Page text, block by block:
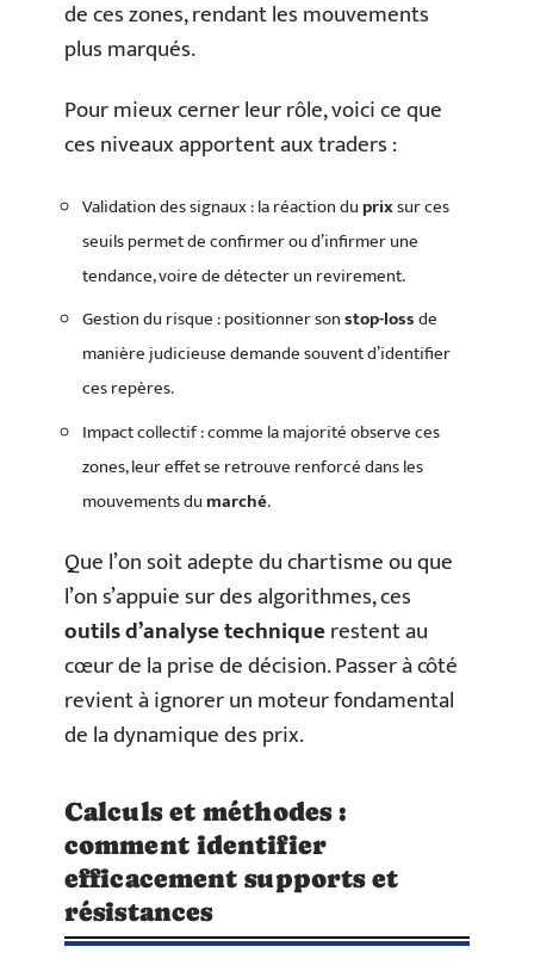
de ces zones, rendant les mouvements
plus marqués.
Pour mieux cerner leur rôle, voici ce que
ces niveaux apportent aux traders :
Validation des signaux : la réaction duprixsur ces
seuils permet de confirmer ou d’infirmer une
tendance, voire de détecter un revirement.
Gestion du risque : positionner sonstop-lossde
manière judicieuse demande souvent d’identifier
ces repères.
Impact collectif : comme la majorité observe ces
zones, leur effet se retrouve renforcé dans les
mouvements du marché.
Que l’on soit adepte du chartisme ou que
l’on s’appuie sur des algorithmes, ces
outils d’analyse techniquerestent au
cœur de la prise de décision. Passer à côté
revient à ignorer un moteur fondamental
de la dynamique des prix.
Calculs et méthodes :
comment identifier
efficacement supports et
résistances